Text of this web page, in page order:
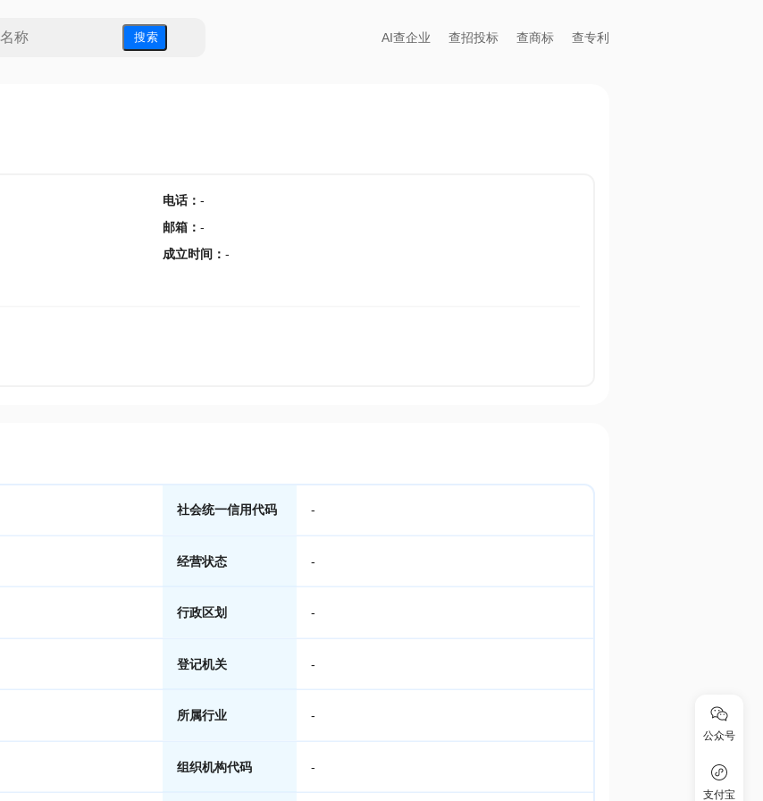
搜 索 AI查企业 查招投标 查商标 查专利
电话： -
邮箱 ： -
成立时间 ： -
社会统一信用代码 -
经营状态 -
行政区划 -
登记机关 -
所属行业 -
组织机构代码 -
公众号
支付宝